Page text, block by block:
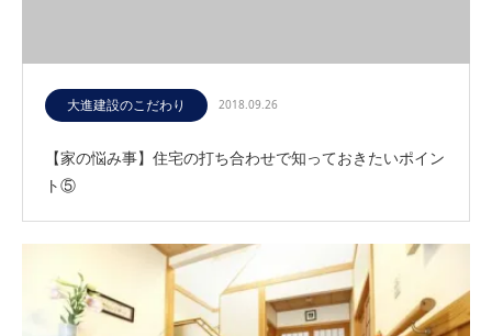
大進建設のこだわり 2018.09.26
【家の悩み事】住宅の打ち合わせで知っておきたいポイン
ト⑤